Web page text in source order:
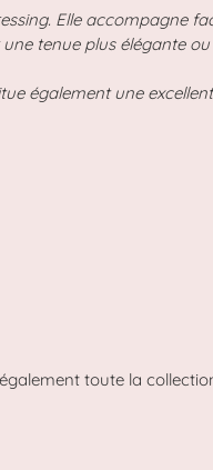
Elle accompagne
tenue plus élégante
également une
toute la